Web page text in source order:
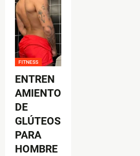
FITNESS
ENTREN
AMIENTO
DE
GLÚTEOS
PARA
HOMBRE